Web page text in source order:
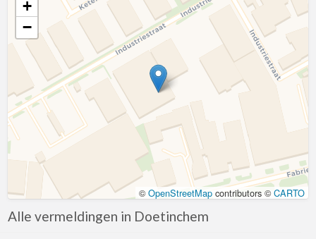
Augustus
December
Februari
Januari
Juli
Juni
Maart
Mei
November
+
−
©OpenStreetMap contributors ©CARTO
Kaart laden
Alle vermeldingen in Doetinchem